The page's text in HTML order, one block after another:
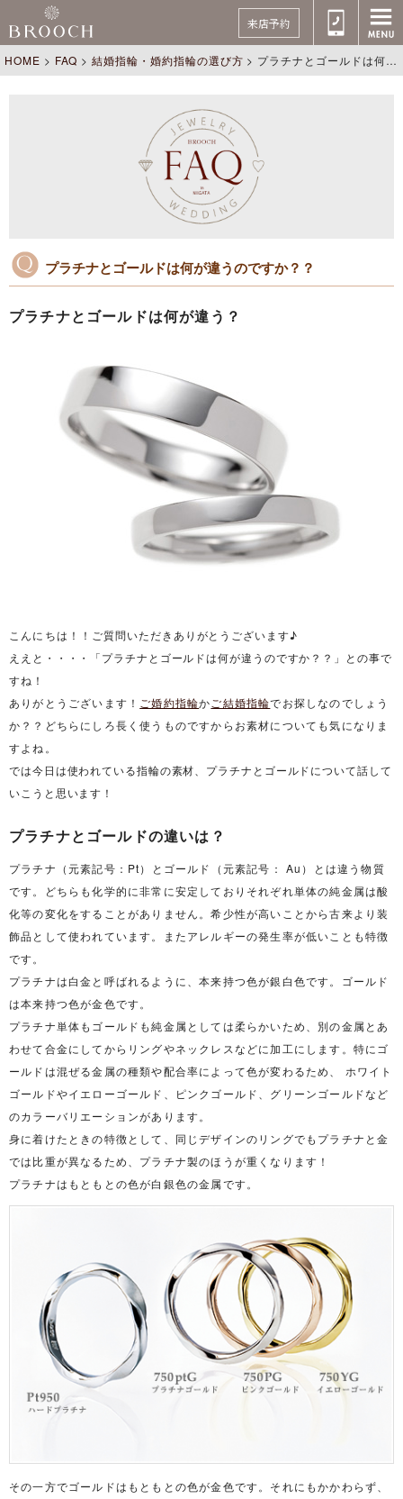
来店予約
HOME > FAQ >結婚指輪・婚約指輪の選び方 > プラチナとゴールドは何が違うのですか？？
プラチナとゴールドは何が違うのですか？？
プラチナとゴールドは何が違う？
こんにちは！！ ご質問いただきありがとうございます♪
ええと・・・・「プラチナとゴールドは何が違うのですか？？」との事で
すね！
ありがとうございます！ ご婚約指輪かご結婚指輪でお探しなのでしょう
か？？どちらにしろ長く使うものですからお素材についても気になりま
すよね。
では今日は使われている指輪の素材、プラチナとゴールドについて話して
いこうと思います！
プラチナとゴールドの違いは？
プラチナ（元素記号：Pt）とゴールド（元素記号： Au）とは違う物質
です。どちらも化学的に非常に安定しておりそれぞれ単体の純金属は酸
化等の変化をすることがありません。希少性が高いことから古来より装
飾品として使われています。またアレルギーの発生率が低いことも特徴
です。
プラチナは白金と呼ばれるように、本来持つ色が銀白色です。ゴールド
は本来持つ色が金色です。
プラチナ単体もゴールドも純金属としては柔らかいため、別の金属とあ
わせて合金にしてからリングやネックレスなどに加工にします。特にゴ
ールドは混ぜる金属の種類や配合率によって色が変わるため、 ホワイト
ゴールドやイエローゴールド、ピンクゴールド、グリーンゴールドなど
のカラーバリエーションがあります。
身に着けたときの特徴として、同じデザインのリングでもプラチナと金
では比重が異なるため、プラチナ製のほうが重くなります！
プラチナはもともとの色が白銀色の金属です。
その一方でゴールドはもともとの色が金色です。それにもかかわらず、